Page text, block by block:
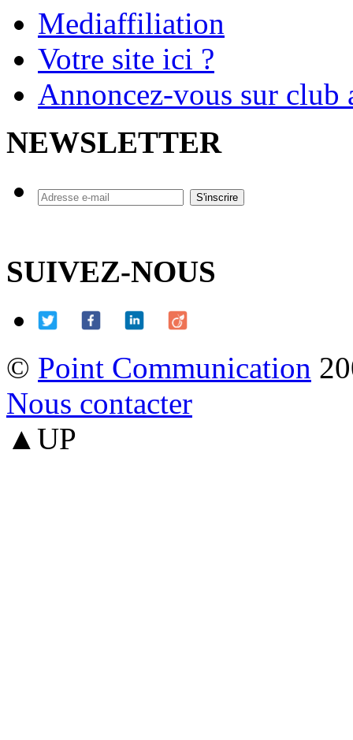
Mediaffiliation
Votre site ici ?
Annoncez-vous sur
NEWSLETTER
SUIVEZ-NOUS
© Point Communication
Nous contacter
▲UP